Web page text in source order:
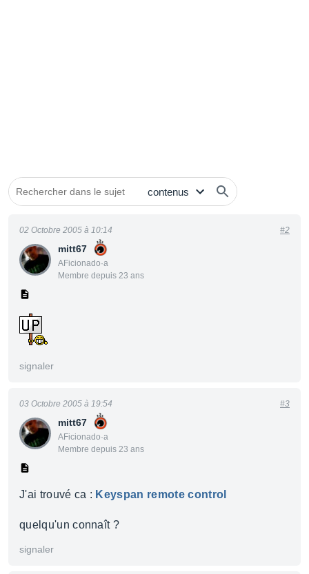
mitt67
AFicionado·a
Membre depuis 23 ans
02 Octobre 2005 à 10:14 #2
signaler
mitt67
AFicionado·a
Membre depuis 23 ans
03 Octobre 2005 à 19:54 #3
J'ai trouvé ca : Keyspan remote control
quelqu'un connaît ?
signaler